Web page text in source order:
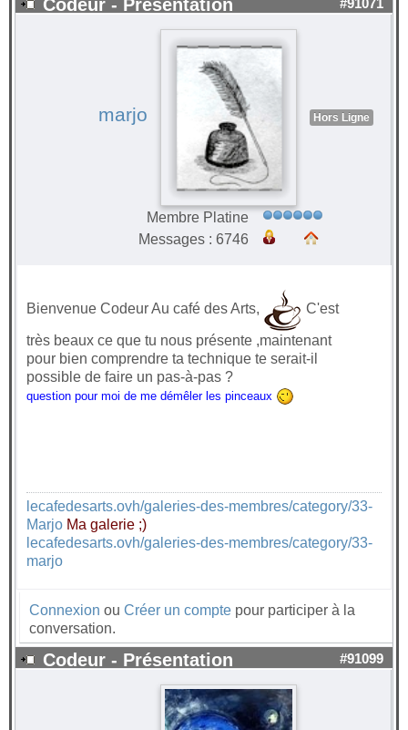
Codeur - Présentation #91071
marjo Hors Ligne
Membre Platine
Messages : 6746
Bienvenue Codeur Au café des Arts, C'est
très beaux ce que tu nous présente ,maintenant
pour bien comprendre ta technique te serait-il
possible de faire un pas-à-pas ?
question pour moi de me démêler les pinceaux
lecafedesarts.ovh/galeries-des-membres/category/33-
Marjo Ma galerie ;)
lecafedesarts.ovh/galeries-des-membres/category/33-
marjo
Connexion ou Créer un compte pour participer à la
conversation.
Codeur - Présentation #91099